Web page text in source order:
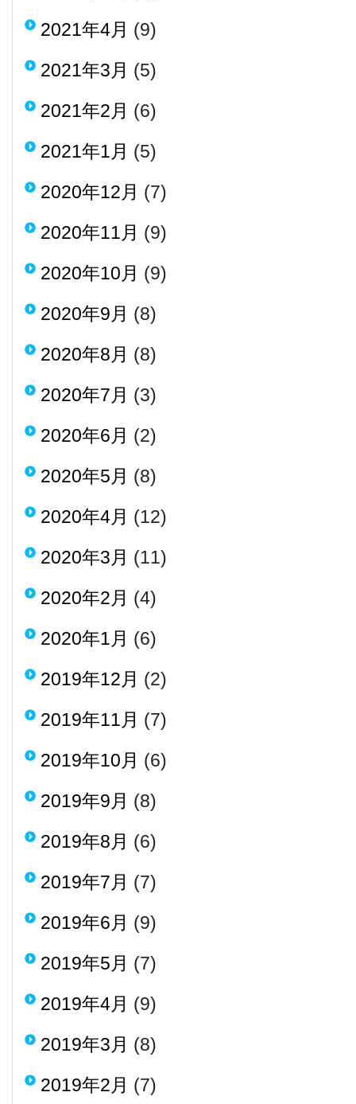
2021年4月 (9)
2021年3月 (5)
2021年2月 (6)
2021年1月 (5)
2020年12月 (7)
2020年11月 (9)
2020年10月 (9)
2020年9月 (8)
2020年8月 (8)
2020年7月 (3)
2020年6月 (2)
2020年5月 (8)
2020年4月 (12)
2020年3月 (11)
2020年2月 (4)
2020年1月 (6)
2019年12月 (2)
2019年11月 (7)
2019年10月 (6)
2019年9月 (8)
2019年8月 (6)
2019年7月 (7)
2019年6月 (9)
2019年5月 (7)
2019年4月 (9)
2019年3月 (8)
2019年2月 (7)